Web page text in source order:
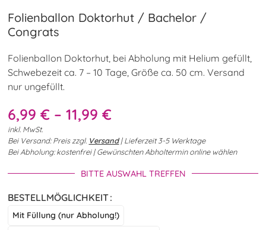
Folienballon Doktorhut / Bachelor /
Congrats
Folienballon Doktorhut, bei Abholung mit Helium gefüllt,
Schwebezeit ca. 7 – 10 Tage, Größe ca. 50 cm. Versand
nur ungefüllt.
6,99€ –11,99€
inkl. MwSt.
Bei Versand: Preis zzgl. Versand| Lieferzeit 3-5 Werktage
Bei Abholung: kostenfrei | Gewünschten Abholtermin online wählen
BITTE AUSWAHL TREFFEN
BESTELLMÖGLICHKEIT
Mit Füllung (nur Abholung!)